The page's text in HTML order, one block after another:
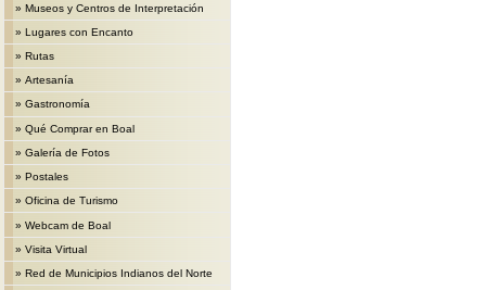
» Museos y Centros de Interpretación
» Lugares con Encanto
» Rutas
» Artesanía
» Gastronomía
» Qué Comprar en Boal
» Galería de Fotos
» Postales
» Oficina de Turismo
» Webcam de Boal
» Visita Virtual
» Red de Municipios Indianos del Norte